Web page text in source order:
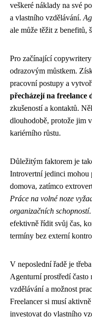
veškeré náklady na své
a vlastního vzdělávání.
ale může těžit z benefitů,
Pro začínající
odrazovým můstkem.
pracovní postupy a
přecházejí na freelance
zkušeností a kontaktů.
dlouhodobě, protože jim
kariérního růstu.
Důležitým faktorem je
Introvertní jedinci mohou
domova, zatímco
Práce na volné noze
organizačních schopností
efektivně řídit svůj čas,
termíny bez externí
V neposlední řadě je
Agenturní prostředí
vzdělávání a možnost
Freelancer si musí
investovat do vlastního